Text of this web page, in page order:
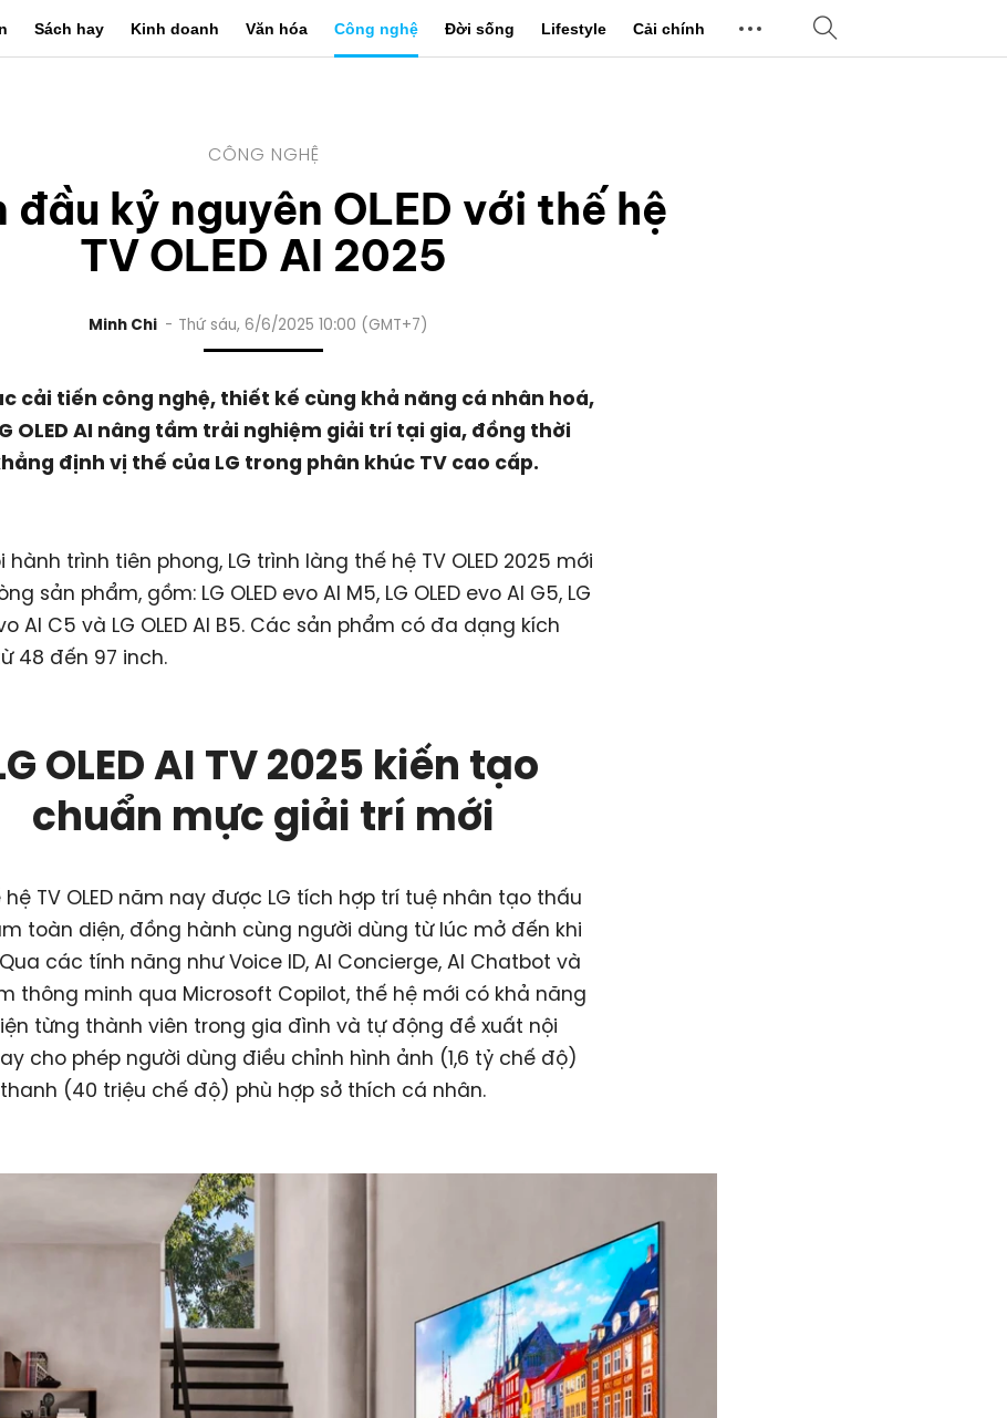
Sách hay Kinh doanh Văn hóa Công nghệ Đời sống Lifestyle Cải chính
CÔNG NGHỆ
đầu kỷ nguyên OLED với thế hệ
TV OLED AI 2025
Minh Chi Thứ sáu, 6/6/2025 10:00 (GMT+7)
cải tiến công nghệ, thiết kế cùng khả năng cá nhân hoá,
OLED AI nâng tầm trải nghiệm giải trí tại gia, đồng thời
định vị thế của LG trong phân khúc TV cao cấp.
hành trình tiên phong, LG trình làng thế hệ TV OLED 2025 mới
sản phẩm, gồm: LG OLED evo AI M5, LG OLED evo AI G5, LG
AI C5 và LG OLED AI B5. Các sản phẩm có đa dạng kích
48 đến 97 inch.
OLED AI TV 2025 kiến tạo
chuẩn mực giải trí mới
hệ TV OLED năm nay được LG tích hợp trí tuệ nhân tạo thấu
toàn diện, đồng hành cùng người dùng từ lúc mở đến khi
các tính năng như Voice ID, AI Concierge, AI Chatbot và
thông minh qua Microsoft Copilot, thế hệ mới có khả năng
từng thành viên trong gia đình và tự động đề xuất nội
cho phép người dùng điều chỉnh hình ảnh (1,6 tỷ chế độ)
(40 triệu chế độ) phù hợp sở thích cá nhân.